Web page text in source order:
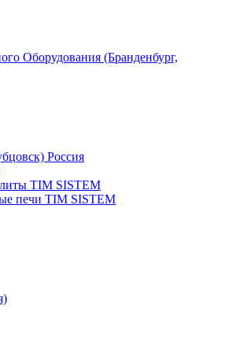
Оборудования (Бранденбург,
Россия
TIM SISTEM
печи TIM SISTEM